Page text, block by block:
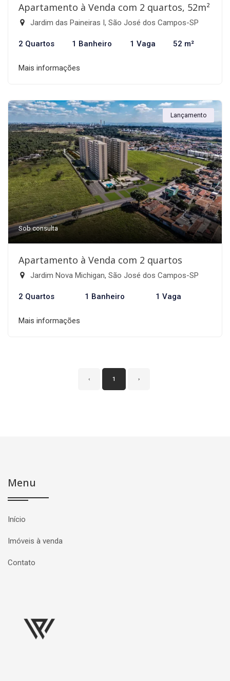
Apartamento à Venda com 2 quartos, 52m²
Jardim das Paineiras I, São José dos Campos-SP
2 Quartos 1 Banheiro 1 Vaga 52 m²
Mais informações
Lançamento
Sob consulta
Apartamento à Venda com 2 quartos
Jardim Nova Michigan, São José dos Campos-SP
2 Quartos 1 Banheiro 1 Vaga
Mais informações
‹ 1 ›
Menu
Início
Imóveis à venda
Contato